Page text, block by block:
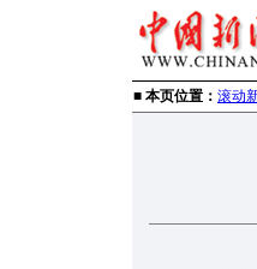
■ 本页位置： 滚动